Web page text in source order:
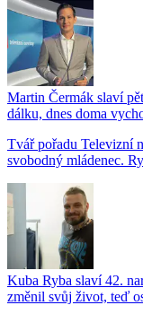
Martin Čermák slaví
dálku, dnes doma
Tvář pořadu Televizní
svobodný mládenec.
Kuba Ryba slaví 42.
změnil svůj život, teď